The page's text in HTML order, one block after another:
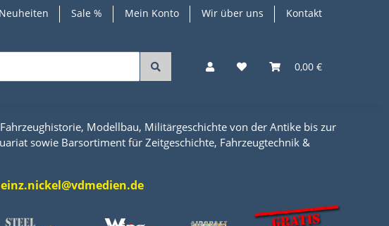
Neuheiten Sale % Mein Konto Wir über uns Kontakt
0,00 €
Modellbau, Militärgeschichte von der Antike bis zur
sowie Barsortiment für Zeitgeschichte, Fahrzeugtechnik &